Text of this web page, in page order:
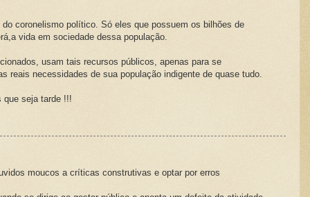
coronelismo político. Só eles que possuem os bilhões de
vida em sociedade dessa população.
usam tais recursos públicos, apenas para se
reais necessidades de sua população indigente de quase tudo.
que seja tarde !!!
moucos a críticas construtivas e optar por erros